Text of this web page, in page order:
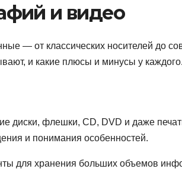
и видео
— от классических носителей до
и какие плюсы и минусы у каждого.
диски, флешки, CD, DVD и даже
и понимания особенностей.
для хранения больших объемов